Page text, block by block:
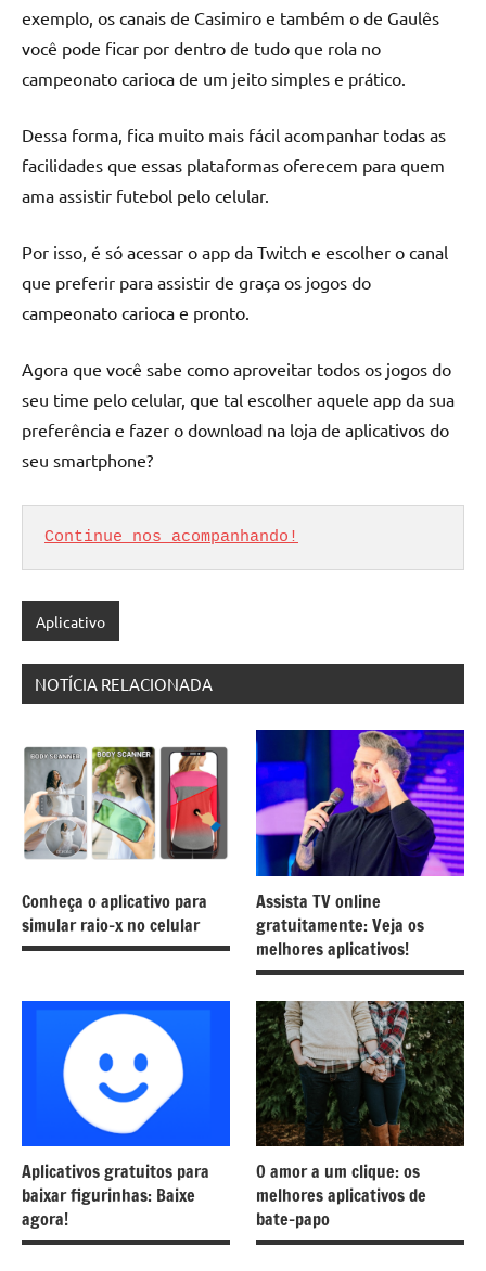
exemplo, os canais de Casimiro e também o de Gaulês
você pode ficar por dentro de tudo que rola no
campeonato carioca de um jeito simples e prático.
Dessa forma, fica muito mais fácil acompanhar todas as
facilidades que essas plataformas oferecem para quem
ama assistir futebol pelo celular.
Por isso, é só acessar o app da Twitch e escolher o canal
que preferir para assistir de graça os jogos do
campeonato carioca e pronto.
Agora que você sabe como aproveitar todos os jogos do
seu time pelo celular, que tal escolher aquele app da sua
preferência e fazer o download na loja de aplicativos do
seu smartphone?
Continue nos acompanhando!
Aplicativo
NOTÍCIA RELACIONADA
Conheça o aplicativo para
simular raio-x no celular
Assista TV online
gratuitamente: Veja os
melhores aplicativos!
Aplicativos gratuitos para
baixar figurinhas: Baixe
agora!
O amor a um clique: os
melhores aplicativos de
bate-papo